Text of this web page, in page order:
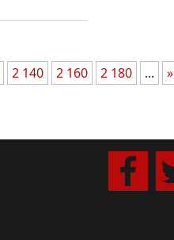
2 140 2 160 2 180 ... »